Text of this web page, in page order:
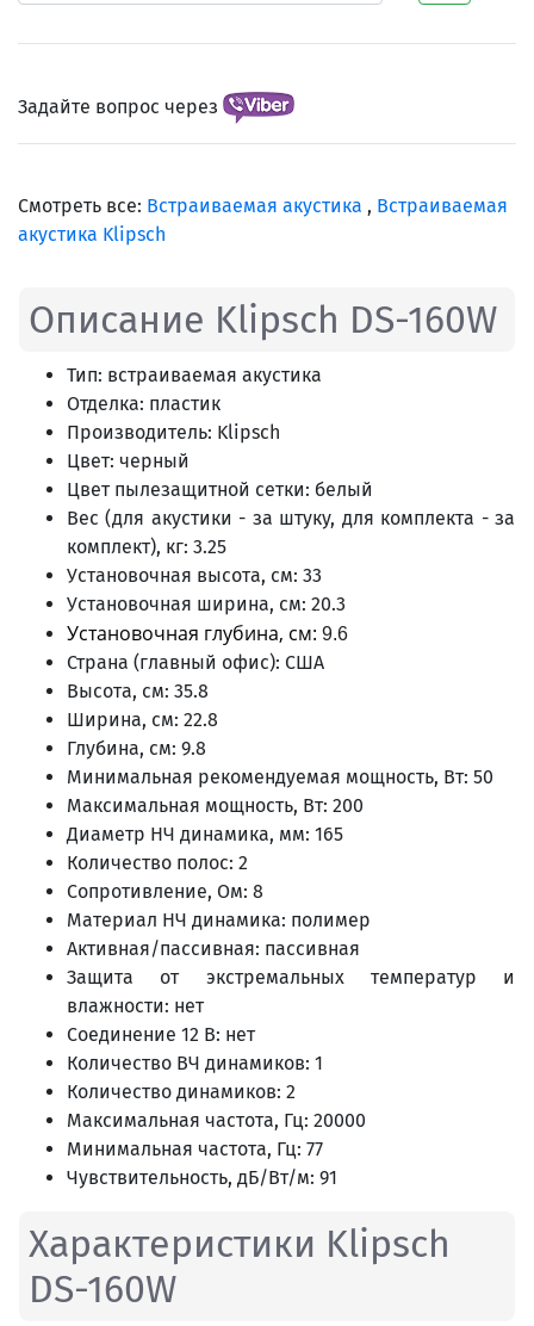
Задайте вопрос через
Смотреть все: Встраиваемая акустика , Встраиваемая
акустика Klipsch
Описание Klipsch DS-160W
Тип: встраиваемая акустика
Отделка: пластик
Производитель: Klipsch
Цвет: черный
Цвет пылезащитной сетки: белый
Вес (для акустики - за штуку, для комплекта - за
комплект), кг: 3.25
Установочная высота, см: 33
Установочная ширина, см: 20.3
Установочная глубина, см: 9.6
Страна (главный офис): США
Высота, см: 35.8
Ширина, см: 22.8
Глубина, см: 9.8
Минимальная рекомендуемая мощность, Вт: 50
Максимальная мощность, Вт: 200
Диаметр НЧ динамика, мм: 165
Количество полос: 2
Сопротивление, Ом: 8
Материал НЧ динамика: полимер
Активная/пассивная: пассивная
Защита от экстремальных температур и
влажности: нет
Соединение 12 В: нет
Количество ВЧ динамиков: 1
Количество динамиков: 2
Максимальная частота, Гц: 20000
Минимальная частота, Гц: 77
Чувствительность, дБ/Вт/м: 91
Характеристики Klipsch
DS-160W